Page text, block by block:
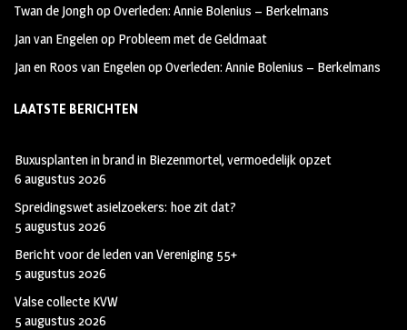
Twan de JonghopOverleden: Annie Bolenius – Berkelmans
Jan van Engelenop Probleem met de Geldmaat
Jan en Roos van EngelenopOverleden: Annie Bolenius – Berkelmans
LAATSTE BERICHTEN
Buxusplanten in brand in Biezenmortel, vermoedelijk opzet
6 augustus 2026
Spreidingswet asielzoekers: hoe zit dat?
5 augustus 2026
Bericht voor de leden van Vereniging 55+
5 augustus 2026
Valse collecte KVW
5 augustus 2026